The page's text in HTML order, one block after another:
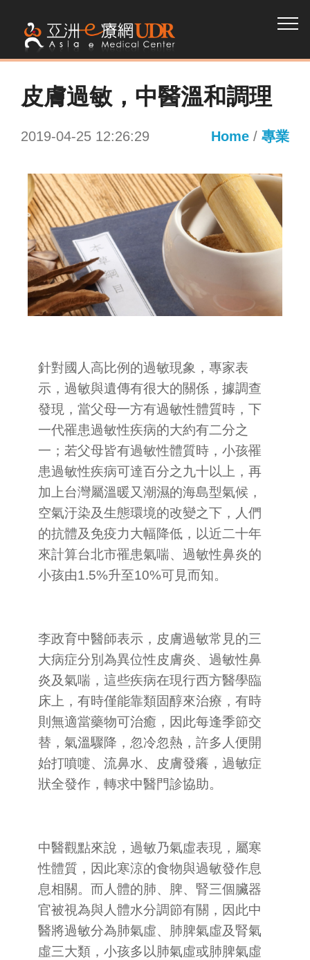
皮膚過敏，中醫溫和調理
2019-04-25 12:26:29 Home / 專業
針對國人高比例的過敏現象，專家表
示，過敏與遺傳有很大的關係，據調查
發現，當父母一方有過敏性體質時，下
一代罹患過敏性疾病的大約有二分之
一；若父母皆有過敏性體質時，小孩罹
患過敏性疾病可達百分之九十以上，再
加上台灣屬溫暖又潮濕的海島型氣候，
空氣汙染及生態環境的改變之下，人們
的抗體及免疫力大幅降低，以近二十年
來計算台北市罹患氣喘、過敏性鼻炎的
小孩由1.5%升至10%可見而知。
李政育中醫師表示，皮膚過敏常見的三
大病症分別為異位性皮膚炎、過敏性鼻
炎及氣喘，這些疾病在現行西方醫學臨
床上，有時僅能靠類固醇來治療，有時
則無適當藥物可治癒，因此每逢季節交
替，氣溫驟降，忽冷忽熱，許多人便開
始打噴嚏、流鼻水、皮膚發癢，過敏症
狀全發作，轉求中醫門診協助。
中醫觀點來說，過敏乃氣虛表現，屬寒
性體質，因此寒涼的食物與過敏發作息
息相關。而人體的肺、脾、腎三個臟器
官被視為與人體水分調節有關，因此中
醫將過敏分為肺氣虛、肺脾氣虛及腎氣
虛三大類，小孩多以肺氣虛或肺脾氣虛